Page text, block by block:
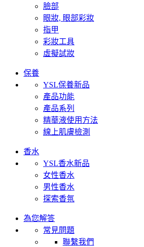
臉部
眼妝, 眼部彩妝
指甲
彩妝工具
虛擬試妝
保養
YSL保養新品
產品功能
產品系列
精華液使用方法
線上肌膚檢測
香水
YSL香水新品
女性香水
男性香水
探索香氛
為您解答
常見問題
聯繫我們